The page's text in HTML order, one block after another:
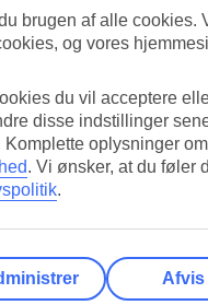
brugen af alle cookies.
og vores
du vil acceptere
disse indstillinger
oplysninger
. Vi ønsker, at du føler
.
Afvis